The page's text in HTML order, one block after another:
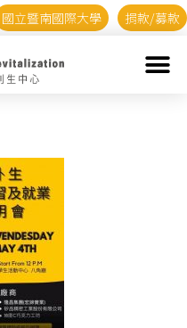
國立暨南國際大學 捐款/募款